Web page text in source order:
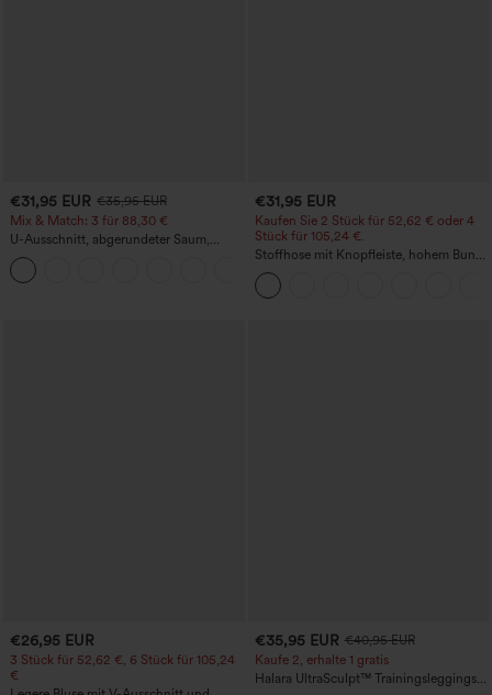
€31,95 EUR €35,95 EUR
Mix & Match: 3 für 88,30 €
U-Ausschnitt, abgerundeter Saum,
InstantCool Yoga-Trägertop – UPF50+
€31,95 EUR
Kaufen Sie 2 Stück für 52,62 € oder 4
Stück für 105,24 €.
Stoffhose mit Knopfleiste, hohem Bund,
mehreren Taschen und geradem Bein
€26,95 EUR
3 Stück für 52,62 €, 6 Stück für 105,24
€
€35,95 EUR €40,95 EUR
Kaufe 2, erhalte 1 gratis
Halara UltraSculpt™ Trainingsleggings